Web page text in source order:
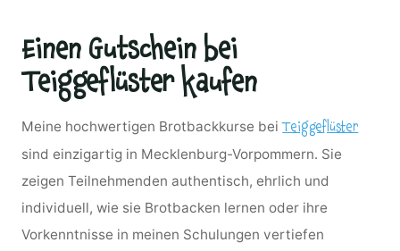
Einen Gutschein bei
Teiggeflüster kaufen
Meine hochwertigen Brotbackkurse beiTeiggeflüster
sind einzigartig in Mecklenburg-Vorpommern. Sie
zeigen Teilnehmenden authentisch, ehrlich und
individuell, wie sie Brotbacken lernen oder ihre
Vorkenntnisse in meinen Schulungen vertiefen